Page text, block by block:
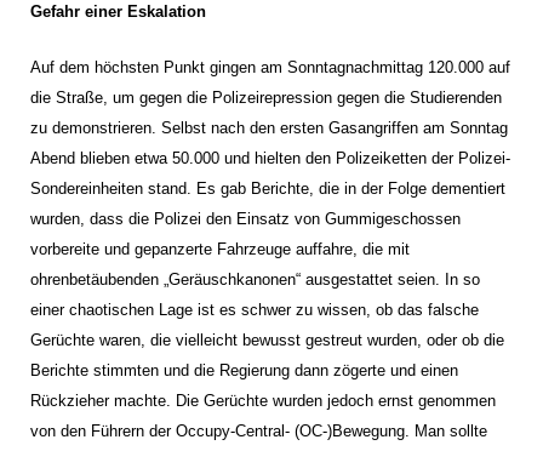
Gefahr einer Eskalation
Auf dem höchsten Punkt gingen am Sonntagnachmittag 120.000 auf
die Straße, um gegen die Polizeirepression gegen die Studierenden
zu demonstrieren. Selbst nach den ersten Gasangriffen am Sonntag
Abend blieben etwa 50.000 und hielten den Polizeiketten der Polizei-
Sondereinheiten stand. Es gab Berichte, die in der Folge dementiert
wurden, dass die Polizei den Einsatz von Gummigeschossen
vorbereite und gepanzerte Fahrzeuge auffahre, die mit
ohrenbetäubenden „Geräuschkanonen“ ausgestattet seien. In so
einer chaotischen Lage ist es schwer zu wissen, ob das falsche
Gerüchte waren, die vielleicht bewusst gestreut wurden, oder ob die
Berichte stimmten und die Regierung dann zögerte und einen
Rückzieher machte. Die Gerüchte wurden jedoch ernst genommen
von den Führern der Occupy-Central- (OC-)Bewegung. Man sollte